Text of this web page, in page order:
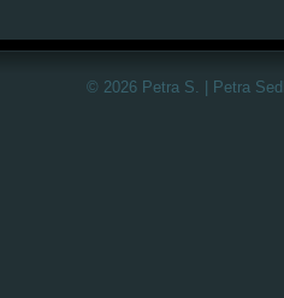
© 2026 Petra S. | Petra